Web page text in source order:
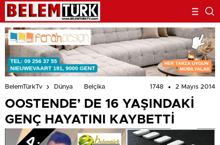
BelemTürkTv Dünya Belçika 1748 2 Mayıs 2014
OOSTENDE’ DE 16 YAŞINDAKİ
GENÇ HAYATINI KAYBETTİ